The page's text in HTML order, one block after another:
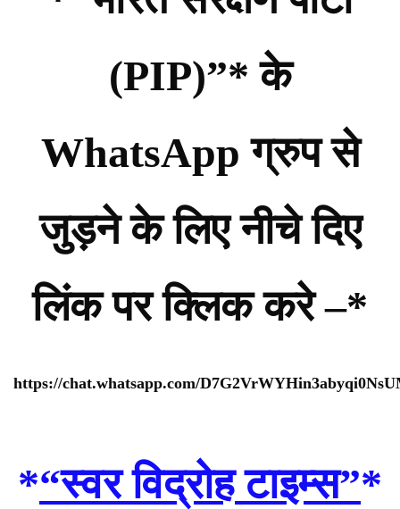
(PIP)”* के
WhatsApp ग्रुप से
जुड़ने के लिए नीचे दिए
लिंक पर क्लिक करे –*
https://chat.whatsapp.com/
*“स्वर विद्रोह टाइम्स”*